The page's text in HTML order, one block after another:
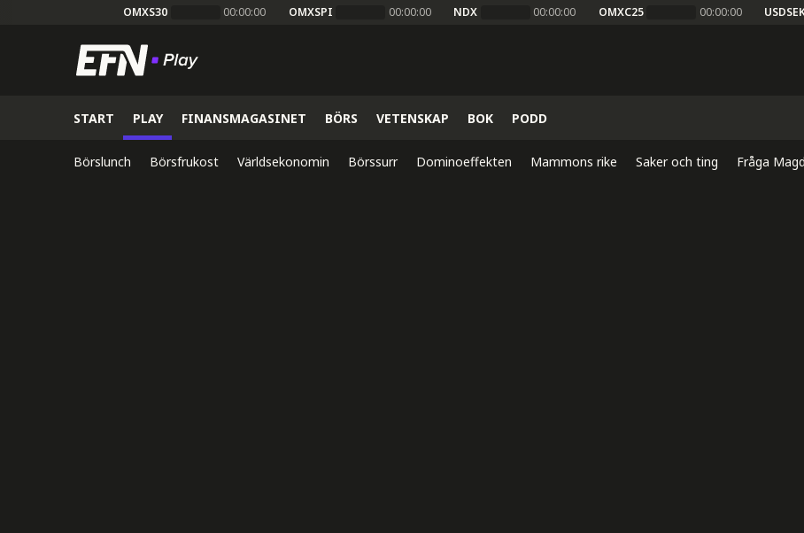
OMXS30 00:00:00 OMXSPI 00:00:00 NDX 00:00:00 OMXC25 00:00:00
START PLAY FINANSMAGASINET BÖRS VETENSKAP BOK PODD
Börslunch Börsfrukost Världsekonomin Börssurr Dominoeffekten Mammons rike Saker och ting Fråga